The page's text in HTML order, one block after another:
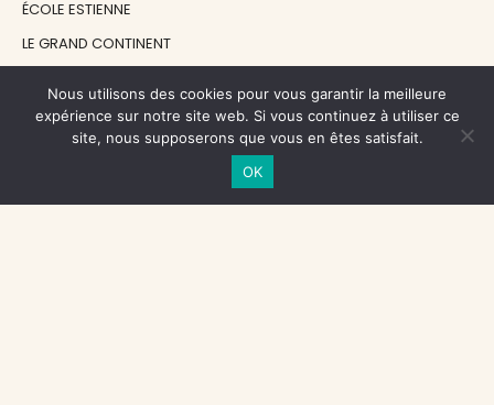
ÉCOLE ESTIENNE
LE GRAND CONTINENT
EN ATTENDANT NADEAU
Nous utilisons des cookies pour vous garantir la meilleure
expérience sur notre site web. Si vous continuez à utiliser ce
site, nous supposerons que vous en êtes satisfait.
OK